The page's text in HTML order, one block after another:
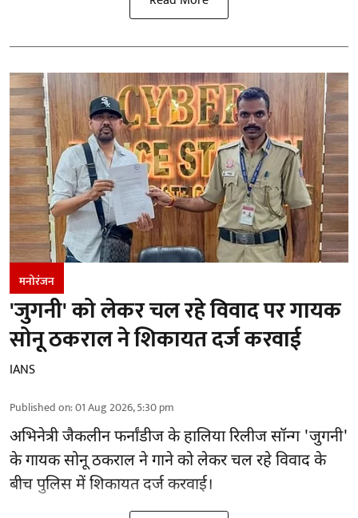
मनोरंजन
'जुगनी' को लेकर चल रहे विवाद पर गायक
सोनू ठकराल ने शिकायत दर्ज करवाई
IANS
Published on:01 Aug 2026, 5:30 pm
अभिनेत्री जैकलीन फर्नांडीज के हालिया रिलीज सॉन्ग 'जुगनी'
के गायक सोनू ठकराल ने गाने को लेकर चल रहे विवाद के
बीच पुलिस में शिकायत दर्ज करवाई।